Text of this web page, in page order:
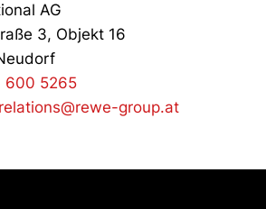
AG
3, Objekt 16
600 5265
group.at